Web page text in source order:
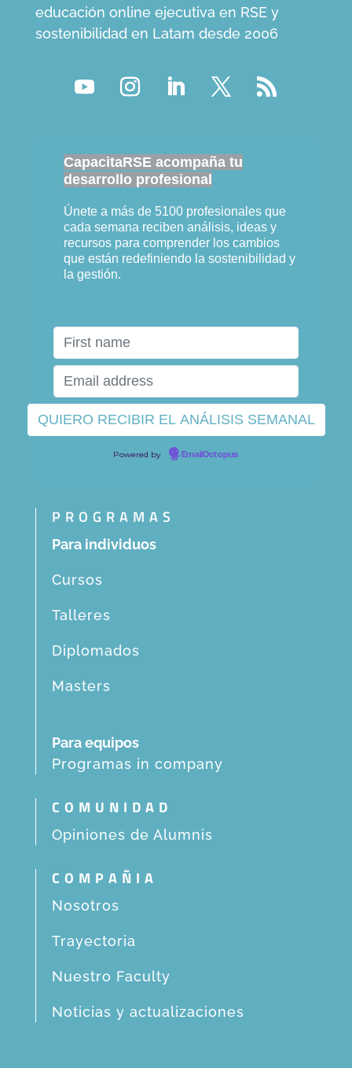
educación online ejecutiva en RSE y
sostenibilidad en Latam desde 2006
CapacitaRSE acompaña tu
desarrollo profesional
Únete a más de 5100 profesionales que
cada semana reciben análisis, ideas y
recursos para comprender los cambios
que están redefiniendo la sostenibilidad y
la gestión.
Powered by EmailOctopus
PROGRAMAS
Para individuos
Cursos
Talleres
Diplomados
Masters
Para equipos
Programas in company
COMUNIDAD
Opiniones de Alumnis
COMPAÑIA
Nosotros
Trayectoria
Nuestro Faculty
Noticias y actualizaciones